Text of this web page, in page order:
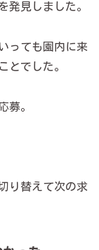
発見しました。
っても園内に来
とでした。
募。
り替えて次の求